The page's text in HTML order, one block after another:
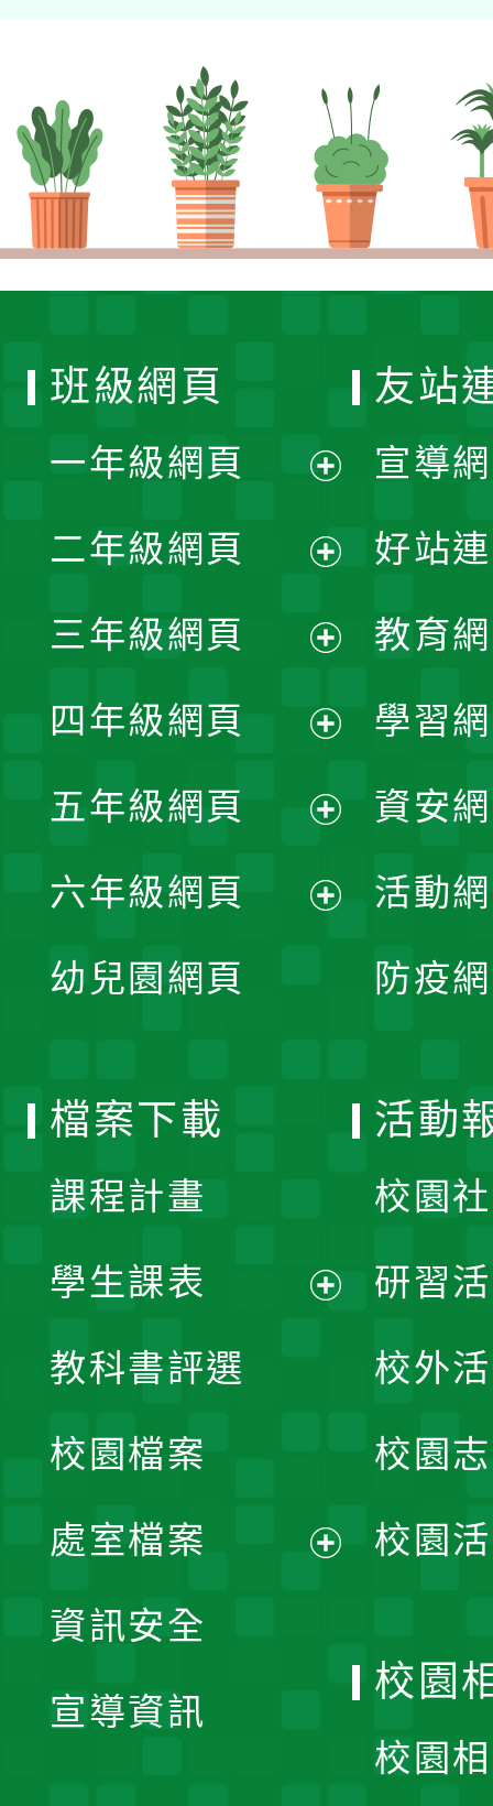
班級網頁
一年級網頁
開
選
單
二年級網頁
開
選
單
三年級網頁
開
選
單
四年級網頁
開
選
五年級網頁
開
六年級網頁
幼兒園網頁
友站
宣導
好站
教育
學習
資安
活動
防疫
檔案下載
課程計畫
學生課表
單
教科書評選
校園檔案
處室檔案
資訊安全
宣導資訊
活動
校園
研習
校外
校園
校園
校園
校園